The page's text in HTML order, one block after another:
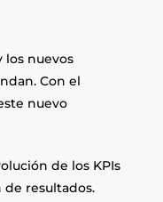
los nuevos
Con el
nuevo
de los KPIs
de resultados.